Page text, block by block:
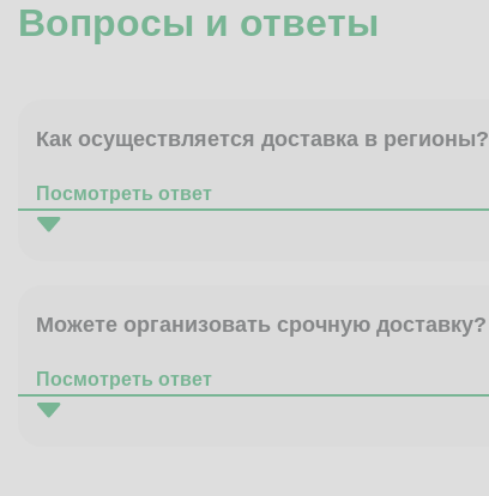
Вопросы и ответы
Как осуществляется доставка в регионы?
Посмотреть ответ
Можете организовать срочную доставку?
Посмотреть ответ